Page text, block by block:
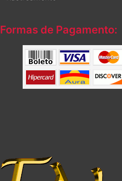
Formas de Pagamento: